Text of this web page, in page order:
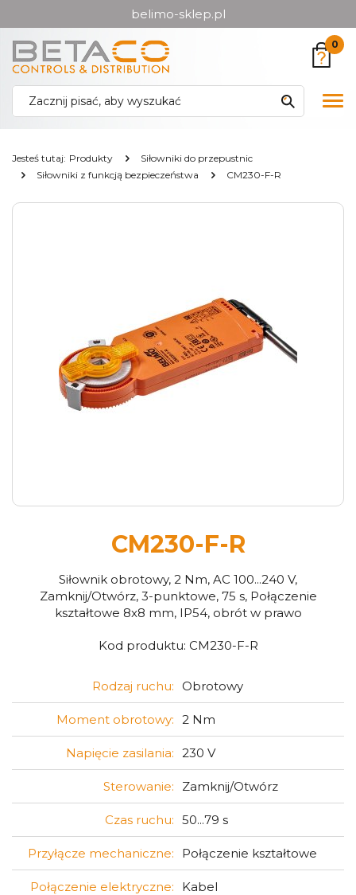
do menu
głównego
do
menu
w
stopce
belimo-sklep.pl
0
Jesteś tutaj: Produkty
Siłowniki do przepustnic
Siłowniki z funkcją bezpieczeństwa
CM230-F-R
CM230-F-R
Siłownik obrotowy, 2 Nm, AC 100...240 V,
Zamknij/Otwórz, 3-punktowe, 75 s, Połączenie
kształtowe 8x8 mm, IP54, obrót w prawo
Kod produktu: CM230-F-R
Rodzaj ruchu: Obrotowy
Moment obrotowy: 2 Nm
Napięcie zasilania: 230 V
Sterowanie: Zamknij/Otwórz
Czas ruchu: 50...79 s
Przyłącze mechaniczne: Połączenie kształtowe
Połączenie elektryczne: Kabel